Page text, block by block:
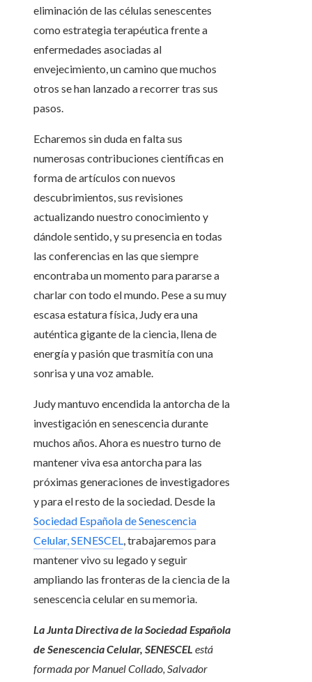
eliminación de las células senescentes
como estrategia terapéutica frente a
enfermedades asociadas al
envejecimiento, un camino que muchos
otros se han lanzado a recorrer tras sus
pasos.
Echaremos sin duda en falta sus
numerosas contribuciones científicas en
forma de artículos con nuevos
descubrimientos, sus revisiones
actualizando nuestro conocimiento y
dándole sentido, y su presencia en todas
las conferencias en las que siempre
encontraba un momento para pararse a
charlar con todo el mundo. Pese a su muy
escasa estatura física, Judy era una
auténtica gigante de la ciencia, llena de
energía y pasión que trasmitía con una
sonrisa y una voz amable.
Judy mantuvo encendida la antorcha de la
investigación en senescencia durante
muchos años. Ahora es nuestro turno de
mantener viva esa antorcha para las
próximas generaciones de investigadores
y para el resto de la sociedad. Desde la
Sociedad Española de Senescencia
Celular, SENESCEL, trabajaremos para
mantener vivo su legado y seguir
ampliando las fronteras de la ciencia de la
senescencia celular en su memoria.
La Junta Directiva de la Sociedad Española
de Senescencia Celular, SENESCEL está
formada por Manuel Collado, Salvador